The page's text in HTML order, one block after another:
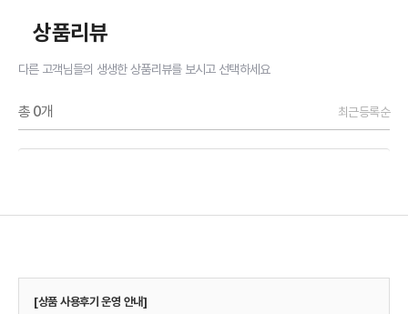
상품리뷰
다른 고객님들의 생생한 상품리뷰를 보시고 선택하세요
총 0개 최근등록순
[상품 사용후기 운영 안내]